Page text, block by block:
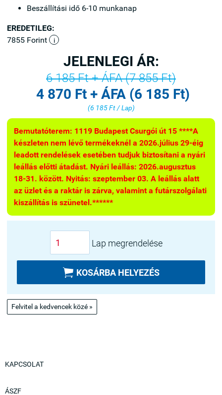
Beszállítási idő 6-10 munkanap
EREDETILEG:
7855 Forint
i
JELENLEGI ÁR:
6 185 Ft + ÁFA (7 855 Ft)
4 870 Ft + ÁFA (6 185 Ft)
(6 185 Ft / Lap)
Bemutatóterem: 1119 Budapest Csurgói út 15 ****A
készleten nem lévő termékeknél a 2026.július 29-éig
leadott rendelések esetében tudjuk biztosítani a nyári
leállás előtti átadást. Nyári leállás: 2026.augusztus
18-31. között. Nyitás: szeptember 03. A leállás alatt
az üzlet és a raktár is zárva, valamint a futárszolgálati
kiszállítás is szünetel.******
Lap megrendelése
 KOSÁRBA HELYEZÉS
Felvitel a kedvencek közé »
KAPCSOLAT
ÁSZF